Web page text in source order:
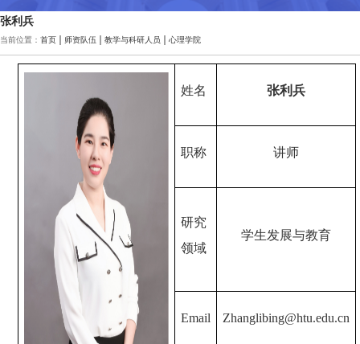
张利兵
当前位置： 首页 师资队伍 教学与科研人员 心理学院
姓名 张利兵
职称 讲师
研究
领域
学生发展与教育
Email Zhanglibing@htu.edu.cn